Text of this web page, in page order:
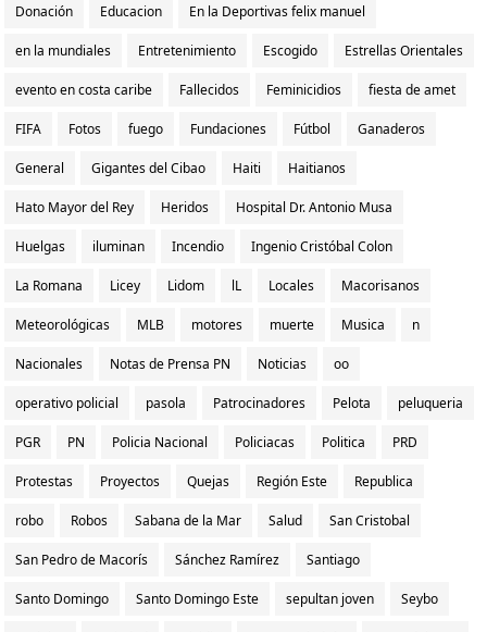
Donación Educacion En la Deportivas felix manuel
en la mundiales Entretenimiento Escogido Estrellas Orientales
evento en costa caribe Fallecidos Feminicidios fiesta de amet
FIFA Fotos fuego Fundaciones Fútbol Ganaderos
General Gigantes del Cibao Haiti Haitianos
Hato Mayor del Rey Heridos Hospital Dr. Antonio Musa
Huelgas iluminan Incendio Ingenio Cristóbal Colon
La Romana Licey Lidom lL Locales Macorisanos
Meteorológicas MLB motores muerte Musica n
Nacionales Notas de Prensa PN Noticias oo
operativo policial pasola Patrocinadores Pelota peluqueria
PGR PN Policia Nacional Policiacas Politica PRD
Protestas Proyectos Quejas Región Este Republica
robo Robos Sabana de la Mar Salud San Cristobal
San Pedro de Macorís Sánchez Ramírez Santiago
Santo Domingo Santo Domingo Este sepultan joven Seybo